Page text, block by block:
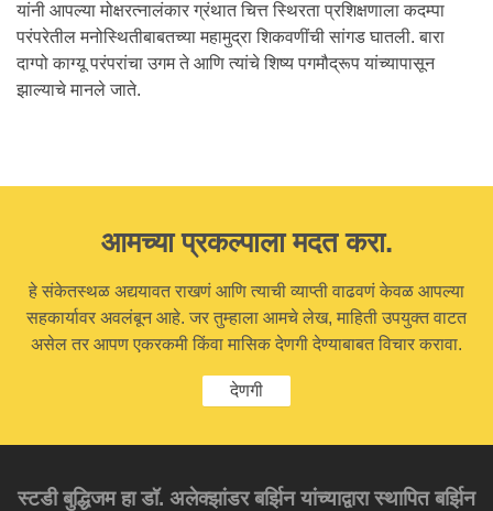
यांनी आपल्या मोक्षरत्नालंकार ग्रंथात चित्त स्थिरता प्रशिक्षणाला कदम्पा
परंपरेतील मनोस्थितीबाबतच्या महामुद्रा शिकवणींची सांगड घातली. बारा
दाग्पो काग्यू परंपरांचा उगम ते आणि त्यांचे शिष्य पगमौद्रूप यांच्यापासून
झाल्याचे मानले जाते.
आमच्या प्रकल्पाला मदत करा.
हे संकेतस्थळ अद्ययावत राखणं आणि त्याची व्याप्ती वाढवणं केवळ आपल्या
सहकार्यावर अवलंबून आहे. जर तुम्हाला आमचे लेख, माहिती उपयुक्त वाटत
असेल तर आपण एकरकमी किंवा मासिक देणगी देण्याबाबत विचार करावा.
देणगी
स्टडी बुद्धिजम हा डॉ. अलेक्झांडर बर्झिन यांच्याद्वारा स्थापित बर्झिन